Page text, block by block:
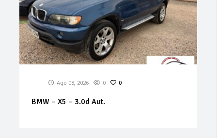
Ago 08, 2026 0 0
BMW – X5 – 3.0d Aut.